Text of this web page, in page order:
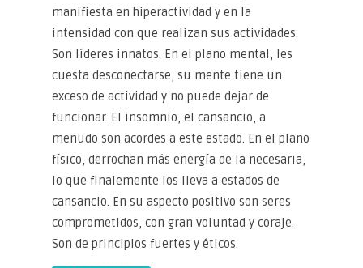
manifiesta en hiperactividad y en la
intensidad con que realizan sus actividades.
Son líderes innatos. En el plano mental, les
cuesta desconectarse, su mente tiene un
exceso de actividad y no puede dejar de
funcionar. El insomnio, el cansancio, a
menudo son acordes a este estado. En el plano
físico, derrochan más energía de la necesaria,
lo que finalemente los lleva a estados de
cansancio. En su aspecto positivo son seres
comprometidos, con gran voluntad y coraje.
Son de principios fuertes y éticos.